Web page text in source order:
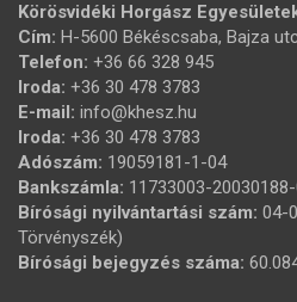
Körösvidéki Horgász
Cím: H-5600 Békéscsaba, Bajza
Telefon: +36 66 328 945
Iroda: +36 30 478 3783
E-mail: info@khesz.hu
Iroda: +36 30 478 3783
Adószám: 19059181-1-04
Bankszámla: 11733003-
Bírósági nyilvántartási szám: 04-
Törvényszék)
Bírósági bejegyzés száma: